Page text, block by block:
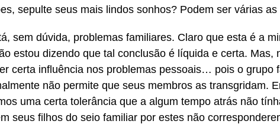
sepulte seus mais lindos sonhos? Podem ser várias
sem dúvida, problemas familiares. Claro que esta é a
estou dizendo que tal conclusão é líquida e certa. Mas,
certa influência nos problemas pessoais… pois o grupo
não permite que seus membros as transgridam.
uma certa tolerância que a algum tempo atrás não
seus filhos do seio familiar por estes não